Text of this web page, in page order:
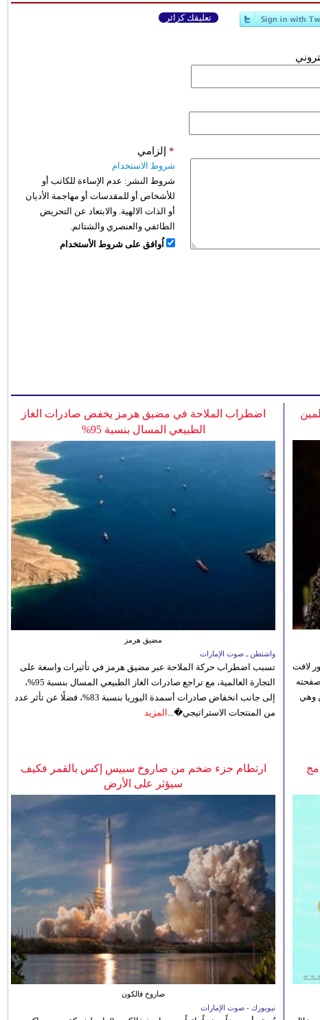
تعليقك كزائر
إلزامي *
شروط الاستخدام
شروط النشر: عدم الإساءة للكاتب أو
للأشخاص أو للمقدسات أو مهاجمة الأديان
أو الذات الالهية. والابتعاد عن التحريض
الطائفي والعنصري والشتائم.
اُوافق على شروط الأستخدام
اضطراب الملاحة في مضيق هرمز يخفض صادرات الغاز
الطبيعي المسال بنسبة 95%
مضيق هرمز
واشنطن ـ صوت الإمارات
تسبب اضطراب حركة الملاحة عبر مضيق هرمز في تأثيرات واسعة على
التجارة العالمية، مع تراجع صادرات الغاز الطبيعي المسال بنسبة 95%،
إلى جانب انخفاض صادرات أسمدة اليوريا بنسبة 83%، فضلًا عن تأثر عدد
من المنتجات الاستراتيجي�... المزيد
لافت
وهي
ارتطام جزء ضخم من صاروخ سبيس إكس بالقمر فكيف
سيؤثر على الأرض
صاروخ فالكون
نيويورك - صوت الإمارات